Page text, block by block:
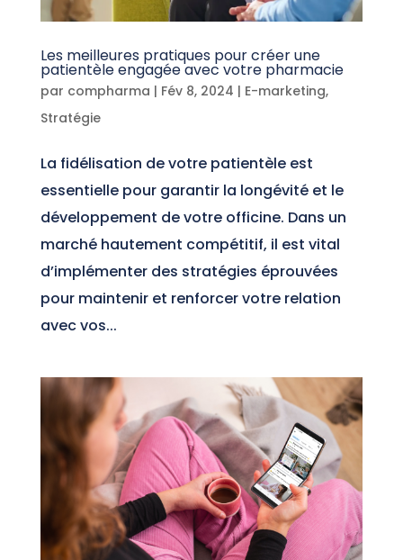
Les meilleures pratiques pour créer une
patientèle engagée avec votre pharmacie
par compharma | Fév 8, 2024 | E-marketing,
Stratégie
La fidélisation de votre patientèle est
essentielle pour garantir la longévité et le
développement de votre officine. Dans un
marché hautement compétitif, il est vital
d’implémenter des stratégies éprouvées
pour maintenir et renforcer votre relation
avec vos...